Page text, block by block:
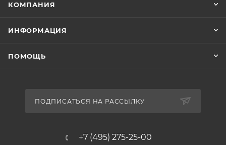
КОМПАНИЯ
ИНФОРМАЦИЯ
ПОМОЩЬ
ПОДПИСАТЬСЯ НА РАССЫЛКУ
+7 (495) 275-25-00